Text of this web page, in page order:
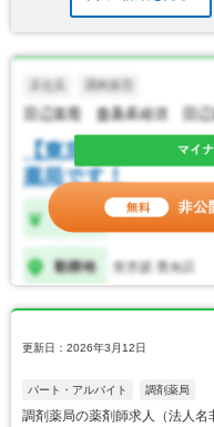
更新日：2026年3月12日
パート・アルバイト 調剤薬局
調剤薬局の薬剤師求人（法人